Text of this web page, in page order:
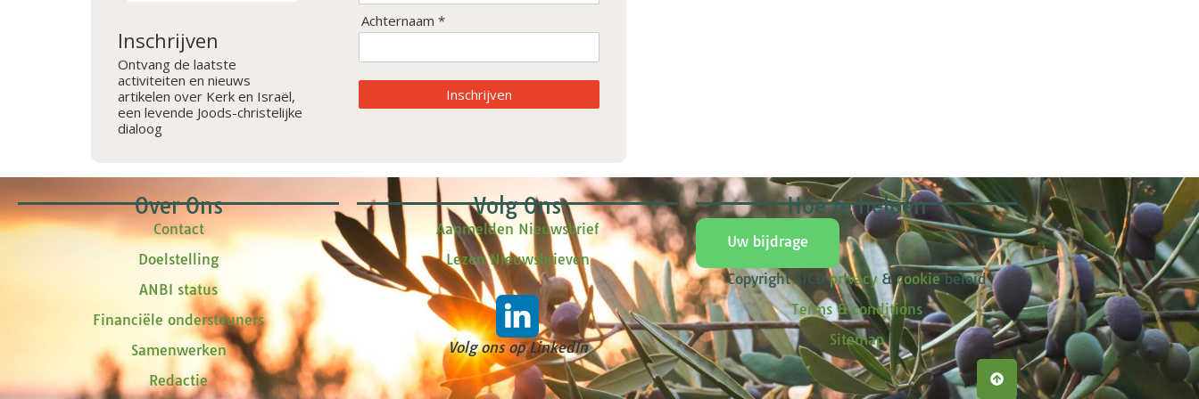
Inschrijven
Ontvang de laatste
activiteiten en nieuws
artikelen over Kerk en Israël,
een levende Joods-christelijke
dialoog
Achternaam *
Inschrijven
Over Ons
Contact
Doelstelling
ANBI status
Financiële ondersteuners
Samenwerken
Redactie
Volg Ons
Aanmelden Nieuwsbrief
Lezen Nieuwsbrieven
Volg ons op LinkedIn
Hoe te helpen
Uw bijdrage
Copyright SJCDprivacy& cookiebeleid
Terms & conditions
Sitemap